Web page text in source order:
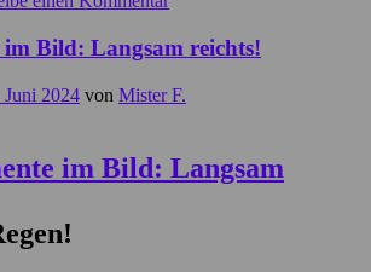
im Bild: Langsam reichts!
Juni 2024 von Mister F.